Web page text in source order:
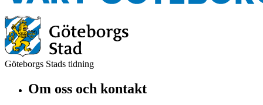
Göteborgs Stads tidning
Om oss och kontakt